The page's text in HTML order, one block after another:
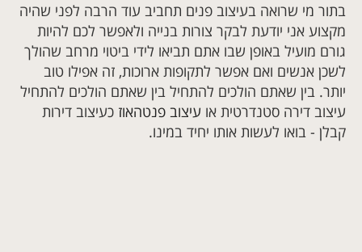
בתור מי שרואה בעיצוב פנים תחביב עוד הרבה לפני שהיה
מקצוע אני יודעת לבקר צורות בנייה ולאפשר לכם להיות
גורם מועיל באופן שבו אתם תביאו לידי ביטוי מרחב שהולך
לשכן אנשים ואם אפשר לתקופות ארוכות, זה אפילו טוב
יותר. בין שאתם הולכים להתחיל בין שאתם הולכים להתחיל
עיצוב דירה סטנדרטית או עיצוב פנטהאוז כעיצוב דירות
קבלן - בואו לעשות אותו יחיד במינו.